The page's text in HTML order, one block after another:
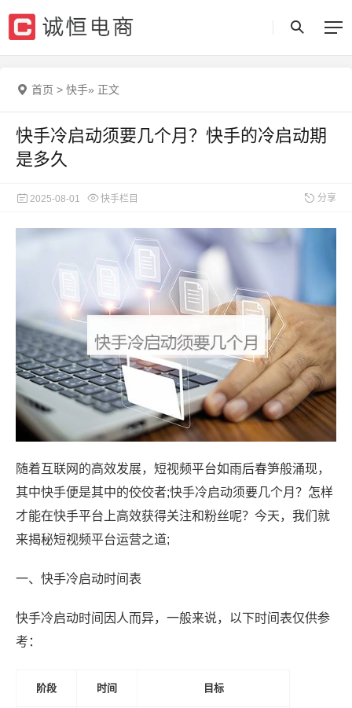
首页 > 快手» 正文
快手冷启动须要几个月？快手的冷启动期
是多久
2025-08-01 快手栏目 分享
随着互联网的高效发展，短视频平台如雨后春笋般涌现，
其中快手便是其中的佼佼者;快手冷启动须要几个月？怎样
才能在快手平台上高效获得关注和粉丝呢？今天，我们就
来揭秘短视频平台运营之道;
一、快手冷启动时间表
快手冷启动时间因人而异，一般来说，以下时间表仅供参
考：
阶段 时间 目标